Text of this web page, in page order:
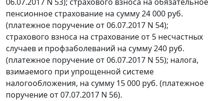
06.07.2017 N 53); страхового взноса на обязательное
пенсионное страхование на сумму 24 000 руб.
(платежное поручение от 06.07.2017 N 54);
страхового взноса на страхование от 5 несчастных
случаев и профзаболеваний на сумму 240 руб.
(платежное поручение от 06.07.2017 N 55); налога,
взимаемого при упрощенной системе
налогообложения, на сумму 15 000 руб. (платежное
поручение от 07.07.2017 N 56).